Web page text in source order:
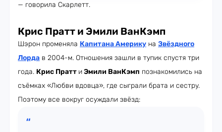
— говорила Скарлетт.
Крис Пратт и Эмили ВанКэмп
Шэрон променяла Капитана Америку на Звёздного
Лорда в 2004-м. Отношения зашли в тупик спустя три
года. Крис Пратт иЭмили ВанКэмп познакомились на
съёмках «Любви вдовца», где сыграли брата и сестру.
Поэтому все вокруг осуждали звёзд: